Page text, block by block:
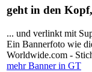
geht in den
... und verlinkt mit
Ein Bannerfoto wie
Worldwide.com -
mehr Banner in GT